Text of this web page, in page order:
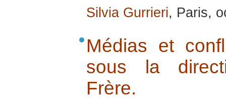
Silvia Gurrieri, Paris,
Médias et
sous la
Frère.